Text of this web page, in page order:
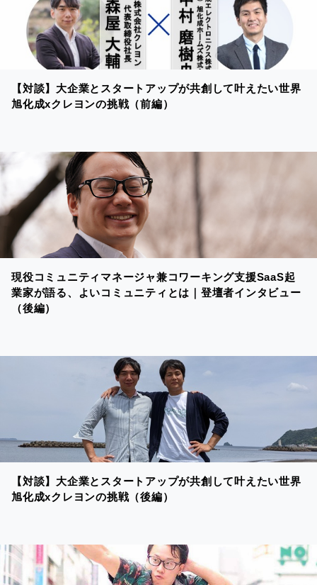
【対談】大企業とスタートアップが共創して叶えたい世界
旭化成xクレヨンの挑戦（前編）
現役コミュニティマネージャ兼コワーキング支援SaaS起
業家が語る、よいコミュニティとは｜登壇者インタビュー
（後編）
【対談】大企業とスタートアップが共創して叶えたい世界
旭化成xクレヨンの挑戦（後編）